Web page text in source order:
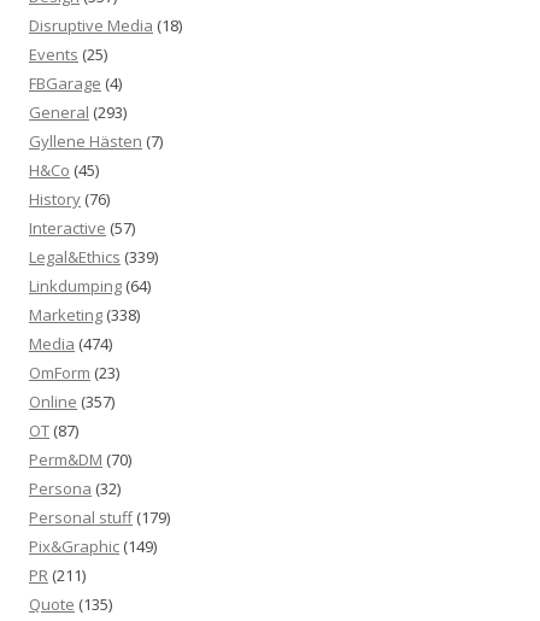
Disruptive Media (18)
Events (25)
FBGarage (4)
General (293)
Gyllene Hästen (7)
H&Co (45)
History (76)
Interactive (57)
Legal&Ethics (339)
Linkdumping (64)
Marketing (338)
Media (474)
OmForm (23)
Online (357)
OT (87)
Perm&DM (70)
Persona (32)
Personal stuff(179)
Pix&Graphic (149)
PR (211)
Quote (135)